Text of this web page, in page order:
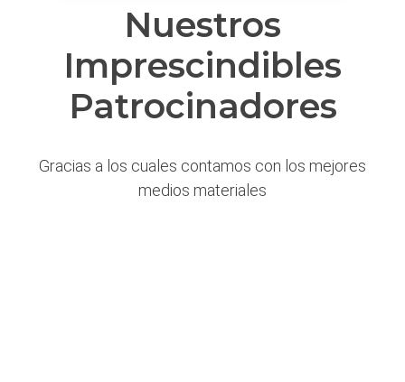
Nuestros
Imprescindibles
Patrocinadores
Gracias a los cuales contamos con los mejores
medios materiales